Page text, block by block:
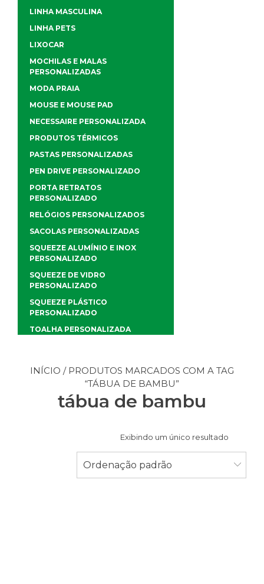
INÍCIO / PRODUTOS MARCADOS COM A TAG
“TÁBUA DE BAMBU”
tábua de bambu
Exibindo um único resultado
Ordenação padrão
LINHA MASCULINA
LINHA PETS
LIXOCAR
MOCHILAS E MALAS
PERSONALIZADAS
MODA PRAIA
MOUSE E MOUSE PAD
NECESSAIRE PERSONALIZADA
PRODUTOS TÉRMICOS
PASTAS PERSONALIZADAS
PEN DRIVE PERSONALIZADO
PORTA RETRATOS
PERSONALIZADO
RELÓGIOS PERSONALIZADOS
SACOLAS PERSONALIZADAS
SQUEEZE ALUMÍNIO E INOX
PERSONALIZADO
SQUEEZE DE VIDRO
PERSONALIZADO
SQUEEZE PLÁSTICO
PERSONALIZADO
TOALHA PERSONALIZADA